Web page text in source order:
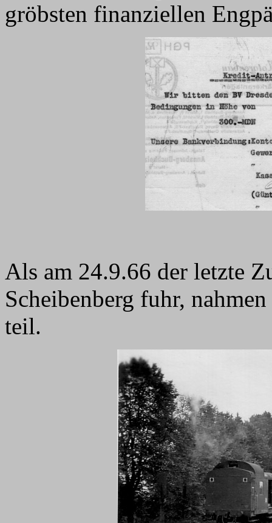
gröbsten finanziellen
Als am 24.9.66 der letzte
Scheibenberg fuhr,
teil.